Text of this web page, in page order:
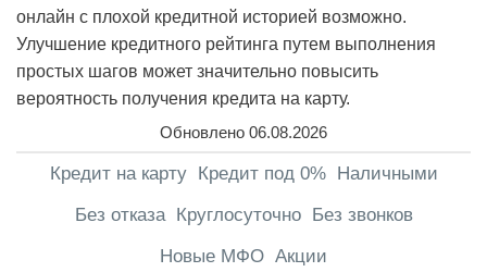
онлайн с плохой кредитной историей возможно.
Улучшение кредитного рейтинга путем выполнения
простых шагов может значительно повысить
вероятность получения кредита на карту.
Обновлено 06.08.2026
Кредит на карту Кредит под 0%
Наличными
Без отказа
Круглосуточно
Без звонков
Новые МФО Акции